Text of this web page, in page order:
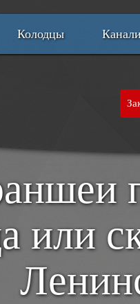
Колодцы
или